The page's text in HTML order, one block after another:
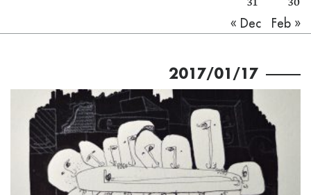
« Dec
Feb »
2017/01/17